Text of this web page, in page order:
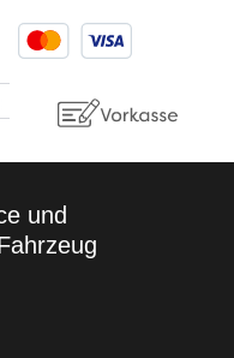
und